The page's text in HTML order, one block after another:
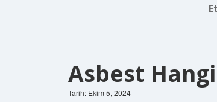
Asbest
Tarih: Ekim 5, 2024